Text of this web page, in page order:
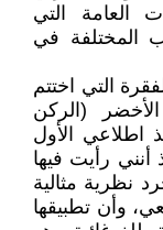
العامة التي
المختلفة في
التي اختتم
(الركن
اطلاعي الأول
رأيت فيها
نظرية مثالية
وأن تطبيقها